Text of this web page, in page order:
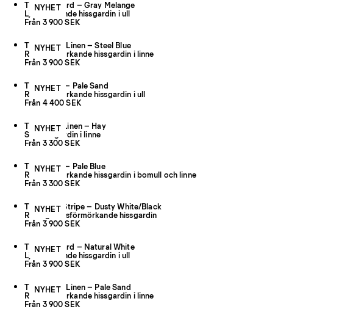
NYHET
The Jacquard – Gray Melange
Ljusfiltrerande hissgardin i ull
Från 3 900 SEK
NYHET
The Studio Linen – Steel Blue
Rumsförmörkande hissgardin i linne
Från 3 900 SEK
NYHET
The Grand – Pale Sand
Rumsförmörkande hissgardin i ull
Från 4 400 SEK
NYHET
The Sheer Linen – Hay
Skir hissgardin i linne
Från 3 300 SEK
NYHET
The Shade – Pale Blue
Rumsförmörkande hissgardin i bomull och linne
Från 3 300 SEK
NYHET
The Triple Stripe – Dusty White/Black
Randig rumsförmörkande hissgardin
Från 3 900 SEK
NYHET
The Jacquard – Natural White
Ljusfiltrerande hissgardin i ull
Från 3 900 SEK
NYHET
The Studio Linen – Pale Sand
Rumsförmörkande hissgardin i linne
Från 3 900 SEK